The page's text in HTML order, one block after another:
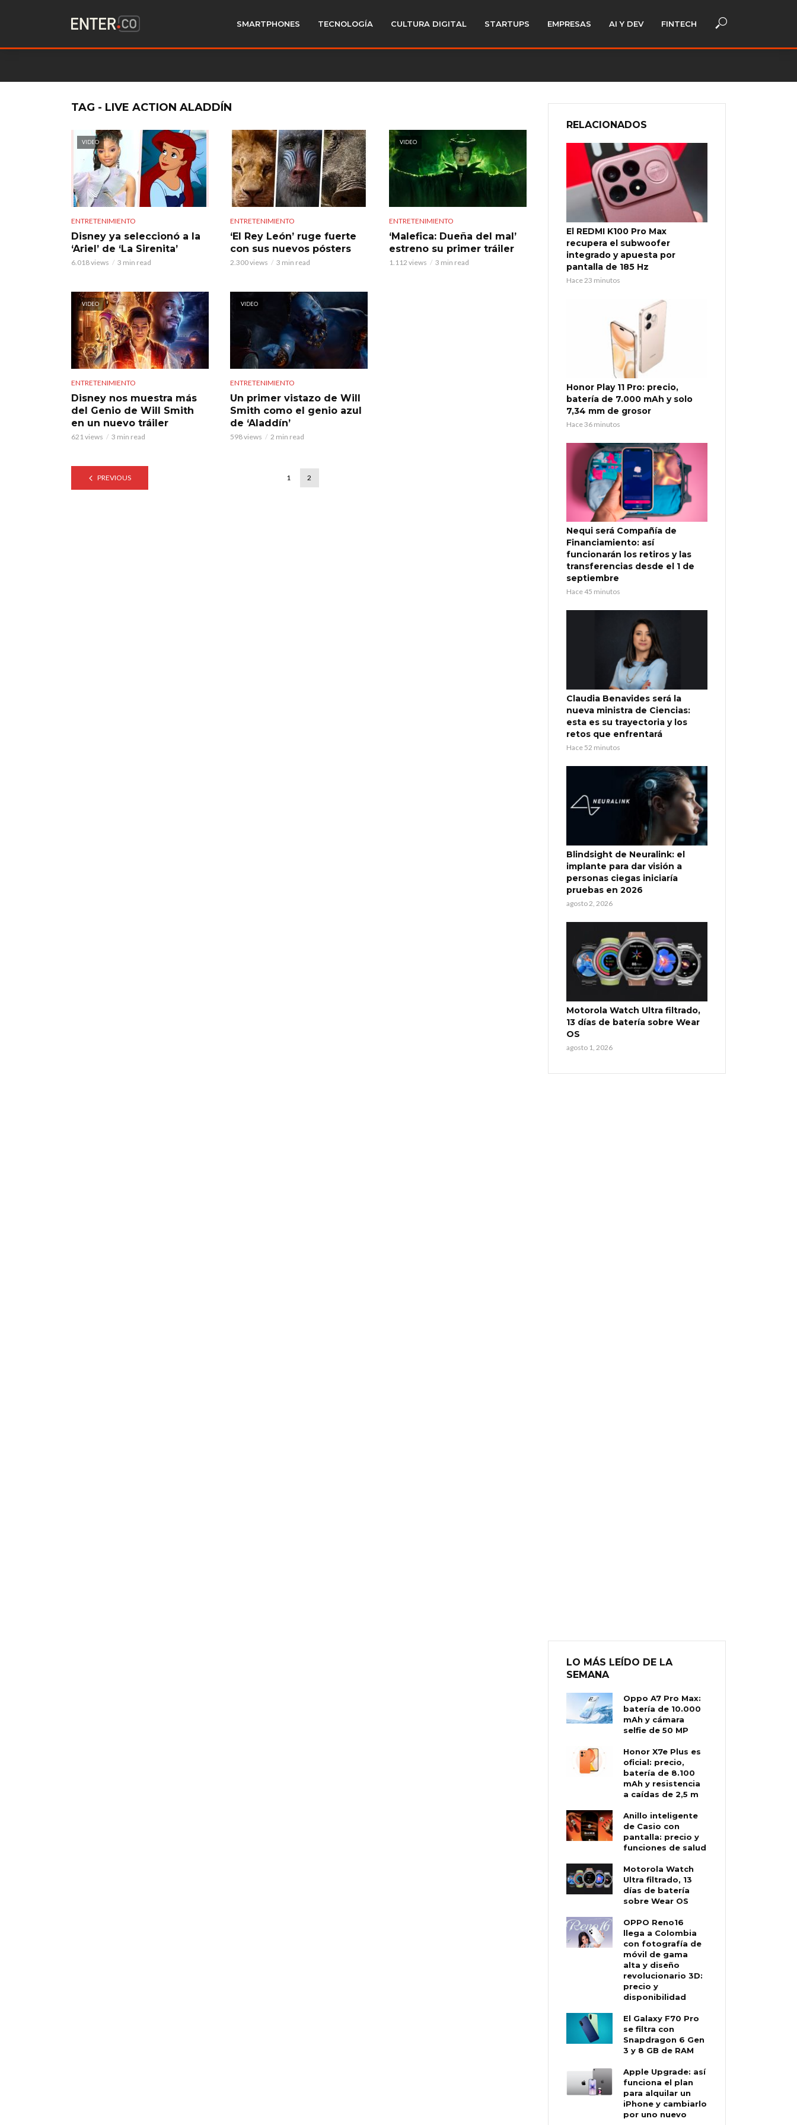
SMARTPHONES TECNOLOGÍA CULTURA DIGITAL STARTUPS EMPRESAS AI Y DEV FINTECH
TAG - LIVE ACTION ALADDÍN
VIDEO
ENTRETENIMIENTO
Disney ya seleccionó a la
‘Ariel’ de ‘La Sirenita’
6.018 views 3 min read
ENTRETENIMIENTO
‘El Rey León’ ruge fuerte
con sus nuevos pósters
2.300 views 3 min read
VIDEO
ENTRETENIMIENTO
‘Malefica: Dueña del mal’
estreno su primer tráiler
1.112 views 3 min read
VIDEO
ENTRETENIMIENTO
Disney nos muestra más
del Genio de Will Smith
en un nuevo tráiler
621 views 3 min read
VIDEO
ENTRETENIMIENTO
Un primer vistazo de Will
Smith como el genio azul
de ‘Aladdín’
598 views 2 min read
PREVIOUS 1 2
RELACIONADOS
El REDMI K100 Pro Max
recupera el subwoofer
integrado y apuesta por
pantalla de 185 Hz
Hace 23 minutos
Honor Play 11 Pro: precio,
batería de 7.000 mAh y solo
7,34 mm de grosor
Hace 36 minutos
Nequi será Compañía de
Financiamiento: así
funcionarán los retiros y las
transferencias desde el 1 de
septiembre
Hace 45 minutos
Claudia Benavides será la
nueva ministra de Ciencias:
esta es su trayectoria y los
retos que enfrentará
Hace 52 minutos
Blindsight de Neuralink: el
implante para dar visión a
personas ciegas iniciaría
pruebas en 2026
agosto 2, 2026
Motorola Watch Ultra filtrado,
13 días de batería sobre Wear
OS
agosto 1, 2026
LO MÁS LEÍDO DE LA
SEMANA
Oppo A7 Pro Max:
batería de 10.000
mAh y cámara
selfie de 50 MP
Honor X7e Plus es
oficial: precio,
batería de 8.100
mAh y resistencia
a caídas de 2,5 m
Anillo inteligente
de Casio con
pantalla: precio y
funciones de salud
Motorola Watch
Ultra filtrado, 13
días de batería
sobre Wear OS
OPPO Reno16
llega a Colombia
con fotografía de
móvil de gama
alta y diseño
revolucionario 3D:
precio y
disponibilidad
El Galaxy F70 Pro
se filtra con
Snapdragon 6 Gen
3 y 8 GB de RAM
Apple Upgrade: así
funciona el plan
para alquilar un
iPhone y cambiarlo
por uno nuevo